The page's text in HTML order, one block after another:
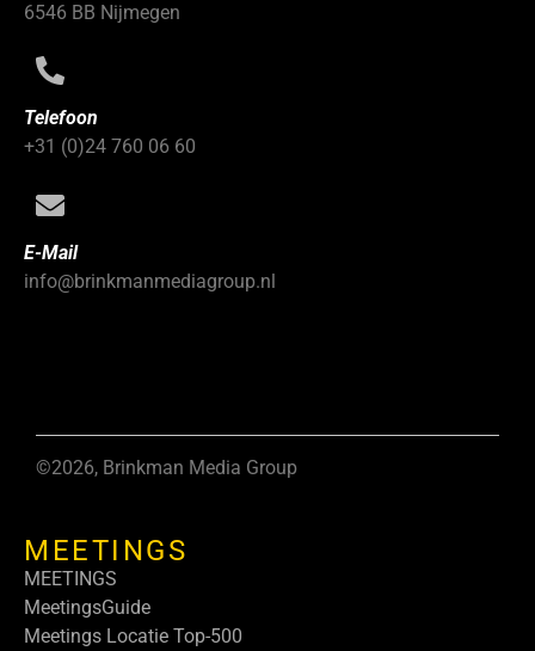
6546 BB Nijmegen
Telefoon
+31 (0)24 760 06 60
E-Mail
info@brinkmanmediagroup.nl
©2026, Brinkman Media Group
MEETINGS
MEETINGS
MeetingsGuide
Meetings Locatie Top-500